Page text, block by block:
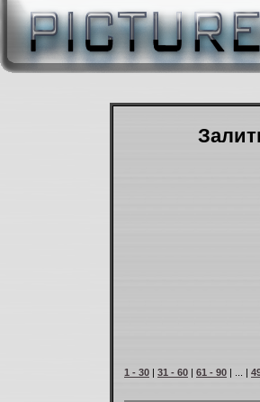
1 - 30 | 31 - 60 | 61 - 90 | ... |